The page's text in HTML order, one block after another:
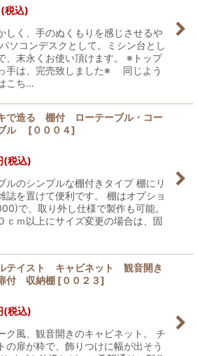
(税込)
しく、手のぬくもりを感じさせるや
ソコンデスクとして。ミシン台とし
、末永くお使い頂けます。 ※トップ
手は、完売致しました※ 同じよう
こち…
で造る 棚付 ローテーブル・コー
ル [０００４]
(税込)
ルのシンプルな棚付きタイプ 棚にリ
誌を置けて便利です。 棚はオプショ
で、取り外し仕様で製作も可能。
ｃｍ以上にサイズ変更の場合は、固
テイスト キャビネット 観音開き
付 収納棚 [００２３]
(税込)
ク風、観音開きのキャビネット。 チ
の扉が粋で、飾りつけに幅が出そう